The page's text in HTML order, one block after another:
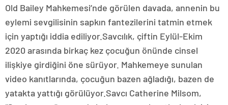
Old Bailey Mahkemesi’nde görülen davada, annenin bu
eylemi sevgilisinin sapkın fantezilerini tatmin etmek
için yaptığı iddia ediliyor.Savcılık, çiftin Eylül-Ekim
2020 arasında birkaç kez çocuğun önünde cinsel
ilişkiye girdiğini öne sürüyor. Mahkemeye sunulan
video kanıtlarında, çocuğun bazen ağladığı, bazen de
yatakta yattığı görülüyor.Savcı Catherine Milsom,